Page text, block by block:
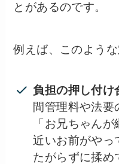
とがあるのです。
例えば、このよう
負担の押し付け
間管理料や法要
「お兄ちゃん
近いお前がやっ
たがらずに揉め